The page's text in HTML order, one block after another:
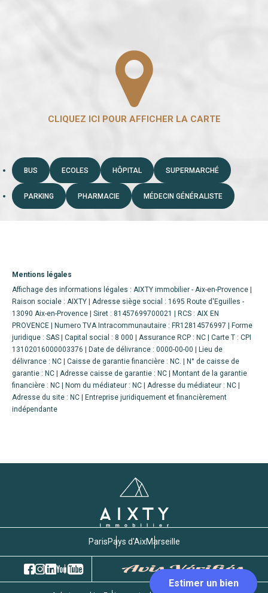
BUS ECOLES HÔPITAL SUPERMARCHÉ
PARKING PHARMACIE MÉDECIN GÉNÉRALISTE
Mentions légales
Affichage des informations légales : AIXTY immobilier - Aix-en-Provence |
Raison sociale : AIXTY | Adresse siège social : 1695 Route d'Eguilles -
13090 Aix-en-Provence | Siret : 81457699700021 | RCS : AIX EN
PROVENCE | Numero TVA Intracommunautaire : FR12814576997 | Forme
juridique : SAS | Capital social : 8 000 | Assurance RCP : NC | Carte T : CPI
13102016000003376 | Date de délivrance : 0000-00-00 | Lieu de
délivrance : NC | Caisse de garantie financière : NC. | N° de caisse de
garantie : NC | Adresse caisse de garantie : NC | Montant de la garantie
financière : NC | Nom du médiateur : NC | Adresse du médiateur : NC |
Adresse du site : NC |
Entreprise juridiquement et financièrement
indépendante
ParisPays d'AixMarseille